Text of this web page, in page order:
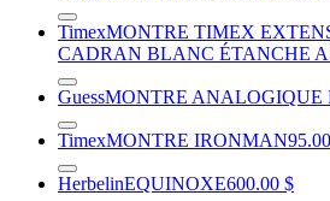
TimexMONTRE TIMEX
CADRAN BLANC ÉTANCHE A
GuessMONTRE ANALOGIQUE
TimexMONTRE IRONMAN
HerbelinEQUINOXE600.00 $